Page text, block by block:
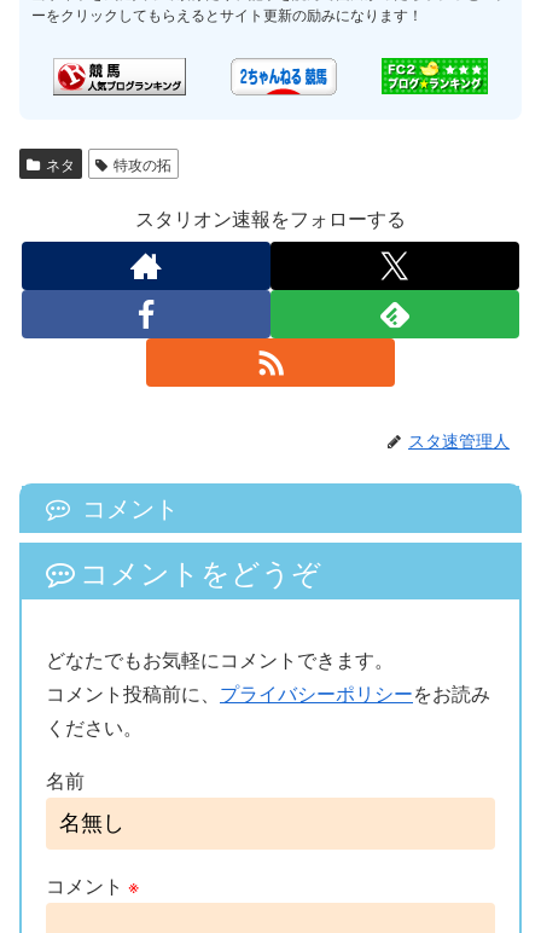
ーをクリックしてもらえるとサイト更新の励みになります！
ネタ 特攻の拓
スタリオン速報をフォローする
スタ速管理人
コメント
コメントをどうぞ
どなたでもお気軽にコメントできます。
コメント投稿前に、 プライバシーポリシーをお読み
ください。
名前
コメント ※